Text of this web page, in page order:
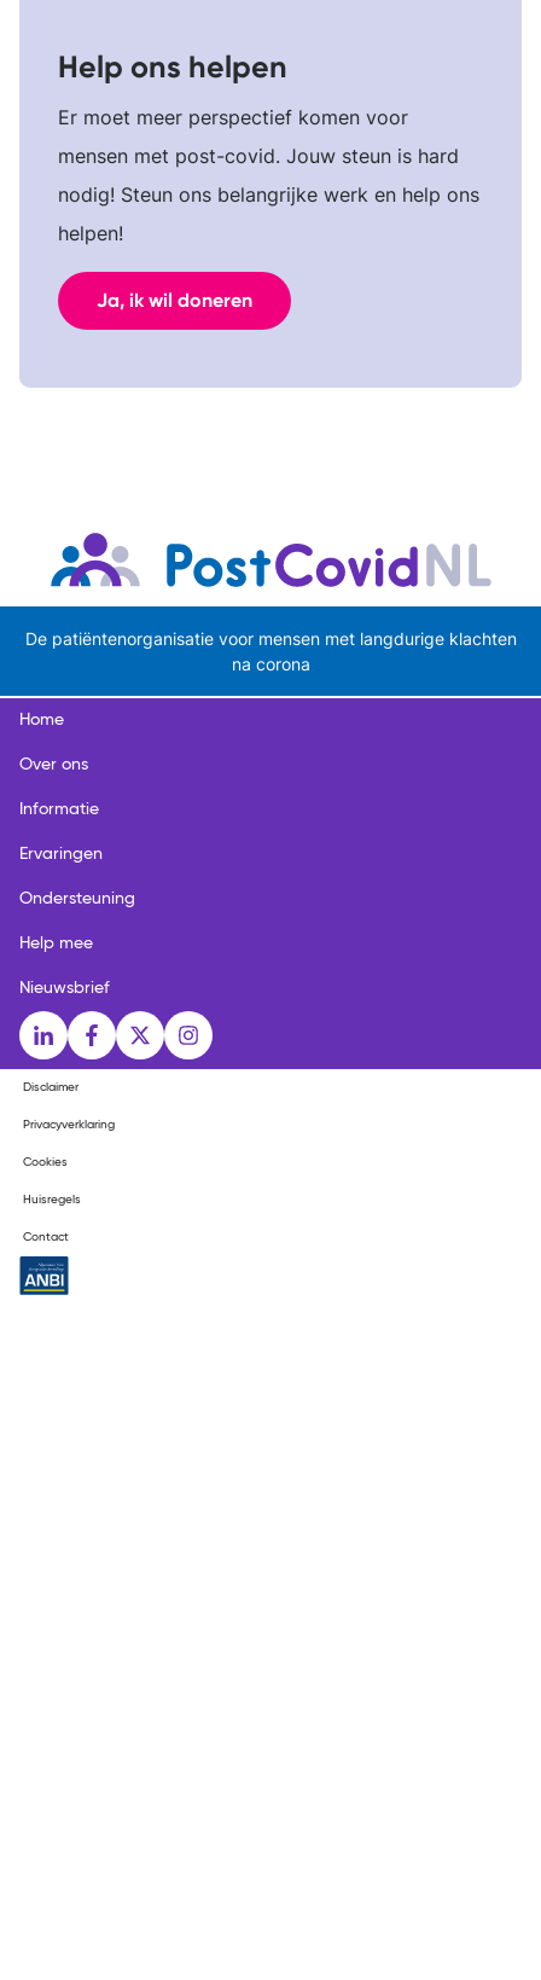
Help ons helpen
Er moet meer perspectief komen voor
mensen met post-covid. Jouw steun is hard
nodig! Steun ons belangrijke werk en help ons
helpen!
Ja, ik wil doneren
De patiëntenorganisatie voor mensen met langdurige klachten
na corona
Home
Over ons
Informatie
Ervaringen
Ondersteuning
Help mee
Nieuwsbrief
Social media links
LinkedInFacebook
X Instagram
Disclaimer
Privacyverklaring
Cookies
Huisregels
Contact